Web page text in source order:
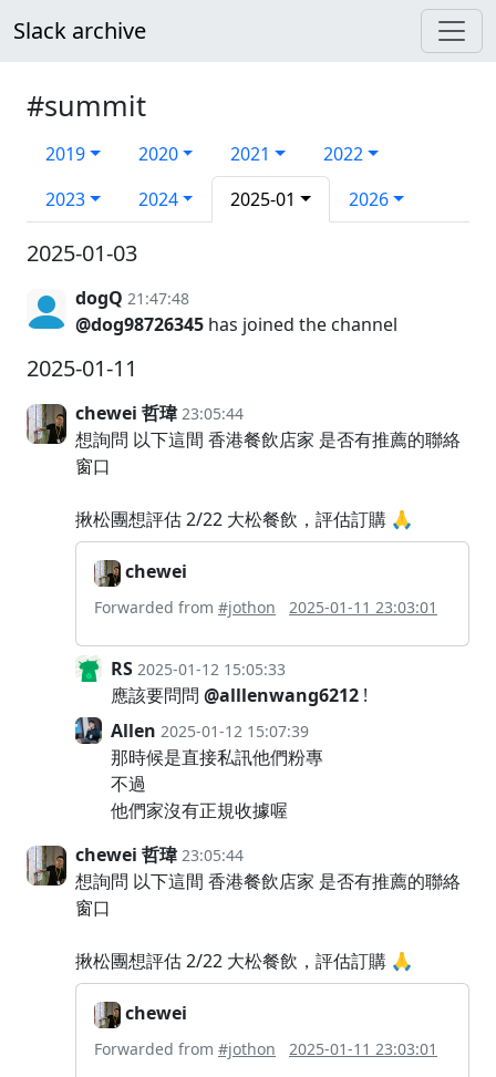
Slack archive
#summit
2019 2020 2021
2022
2023
2024 2025-01 2026
2025-01-03
dogQ 21:47:48
@dog98726345 has joined the channel
2025-01-11
chewei 哲瑋 23:05:44
想詢問 以下這間 香港餐飲店家 是否有推薦的聯絡
窗口
揪松團想評估 2/22 大松餐飲，評估訂購 🙏
chewei
Forwarded from #jothon 2025-01-11 23:03:01
RS 2025-01-12 15:05:33
應該要問問 @alllenwang6212 !
Allen 2025-01-12 15:07:39
那時候是直接私訊他們粉專
不過
他們家沒有正規收據喔
chewei 哲瑋 23:05:44
想詢問 以下這間 香港餐飲店家 是否有推薦的聯絡
窗口
揪松團想評估 2/22 大松餐飲，評估訂購 🙏
chewei
Forwarded from #jothon 2025-01-11 23:03:01